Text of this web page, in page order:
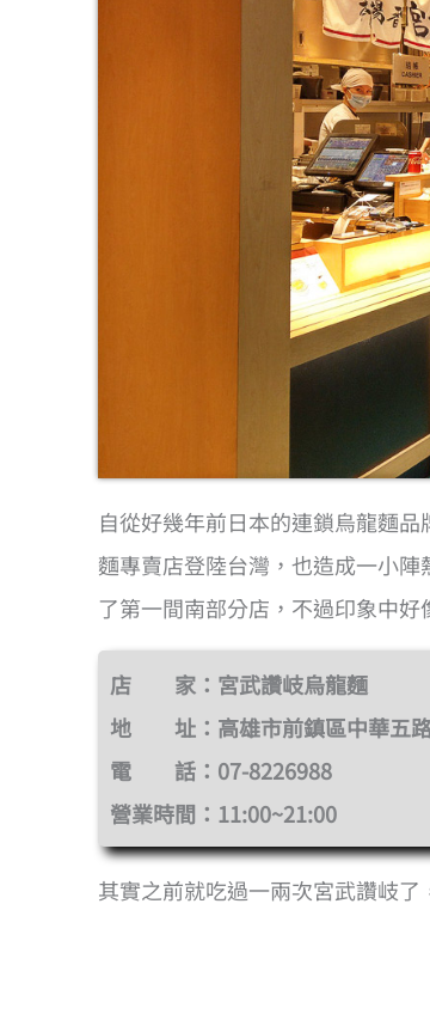
自從好幾年前日本的連鎖烏龍麵
麵專賣店登陸台灣，也造成一小陣
了第一間南部分店，不過印象中
店 家：宮武讚岐烏龍麵
地 址：高雄市前鎮區中華五路
電 話：07-8226988
營業時間：11:00~21:00
其實之前就吃過一兩次宮武讚岐